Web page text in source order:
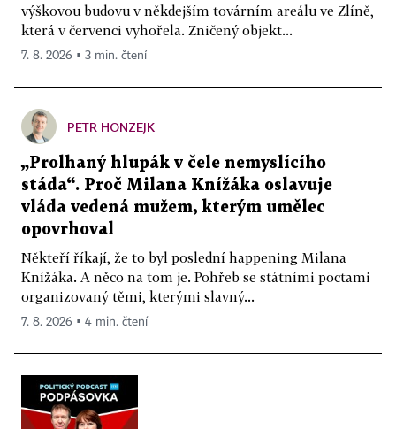
výškovou budovu v někdejším továrním areálu ve Zlíně,
která v červenci vyhořela. Zničený objekt...
7. 8. 2026 ▪ 3 min. čtení
PETR HONZEJK
„Prolhaný hlupák v čele nemyslícího
stáda“. Proč Milana Knížáka oslavuje
vláda vedená mužem, kterým umělec
opovrhoval
Někteří říkají, že to byl poslední happening Milana
Knížáka. A něco na tom je. Pohřeb se státními poctami
organizovaný těmi, kterými slavný...
7. 8. 2026 ▪ 4 min. čtení